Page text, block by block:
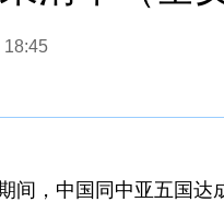
18:45
，中国同中亚五国达